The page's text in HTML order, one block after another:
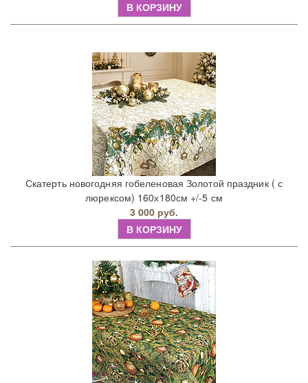
В КОРЗИНУ
Скатерть новогодняя гобеленовая Золотой праздник ( с
люрексом) 160х180см +/-5 см
3 000 руб.
В КОРЗИНУ